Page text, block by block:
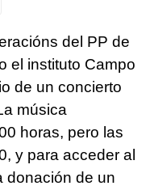
del PP de
el instituto Campo
de un concierto
música
horas, pero las
y para acceder al
donación de un